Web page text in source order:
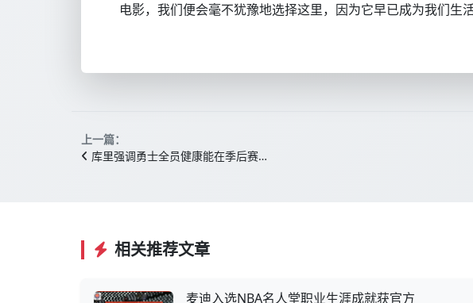
电影，我们便会毫不犹豫地选择这里，因为它早已成为我们生
上一篇：
库里强调勇士全员健康能在季后赛…
相关推荐文章
麦迪入选NBA名人堂职业生涯成就获官方